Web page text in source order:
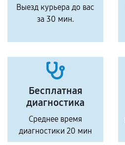
Выезд курьера до вас
за 30 мин.
Бесплатная
диагностика
Среднее время
диагностики 20 мин